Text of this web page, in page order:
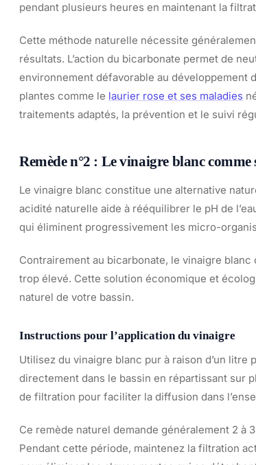
pendant plusieurs heures en maintenant la
Cette méthode naturelle nécessite
résultats. L’action du bicarbonate permet de
environnement défavorable au développement
plantes comme le laurier rose et ses maladies
traitements adaptés, la prévention et le suivi
Remède n°2 : Le vinaigre blanc
Le vinaigre blanc constitue une alternative
acidité naturelle aide à rééquilibrer le pH de
qui éliminent progressivement les micro-
Contrairement au bicarbonate, le vinaigre
trop élevé. Cette solution économique et
naturel de votre bassin.
Instructions pour l’application du vinaigre
Utilisez du vinaigre blanc pur à raison d’un litre
directement dans le bassin en répartissant sur
de filtration pour faciliter la diffusion dans
Ce remède naturel demande généralement 2 à
Pendant cette période, maintenez la filtration